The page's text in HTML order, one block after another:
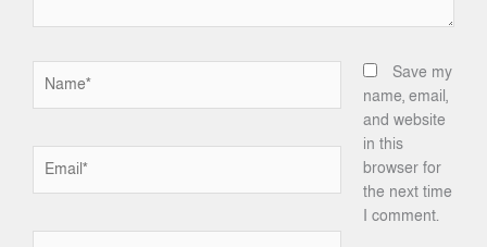
Save my
name, email,
and website
in this
browser for
the next time
I comment.